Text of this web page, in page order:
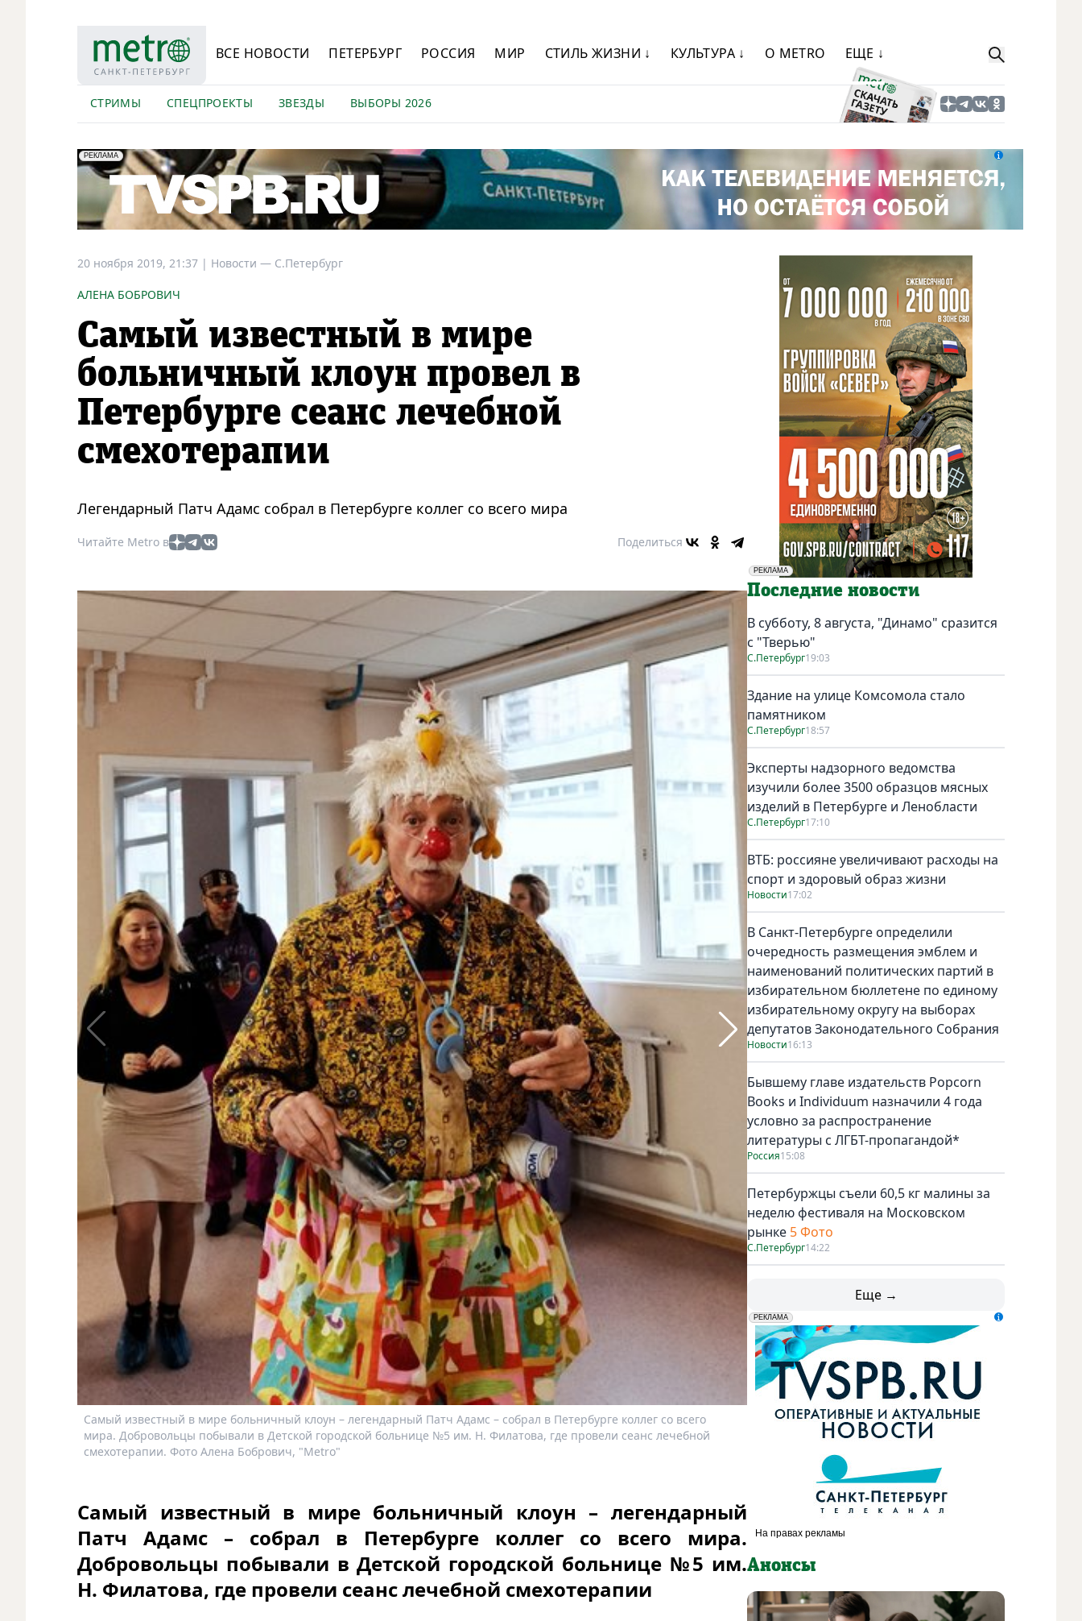
ВСЕ НОВОСТИ ПЕТЕРБУРГ РОССИЯ МИР СТИЛЬ ЖИЗНИ ↓ КУЛЬТУРА ↓ О METRO ЕЩЕ ↓
СТРИМЫ СПЕЦПРОЕКТЫ ЗВЕЗДЫ ВЫБОРЫ 2026
erid: LdtCK5Efv
РЕКЛАМА
АО "ГАТР", ИНН: 7841320717
20 ноября 2019, 21:37 | Новости — С.Петербург
АЛЕНА БОБРОВИЧ
Самый известный в мире
больничный клоун провел в
Петербурге сеанс лечебной
смехотерапии
Легендарный Патч Адамс собрал в Петербурге коллег со всего мира
Читайте Metro в Поделиться
Самый известный в мире больничный клоун – легендарный Патч Адамс – собрал в Петербурге коллег со всего
мира. Добровольцы побывали в Детской городской больнице №5 им. Н. Филатова, где провели сеанс лечебной
смехотерапии. Фото Алена Бобрович, "Metro"
Самый известный в мире больничный клоун –
мира. Добровольцы побывали в Детской городской
смехотерапии. Фото Алена Бобрович, "Metro"
Самый известный в мире больничный клоун – легендарный
Патч Адамс – собрал в Петербурге коллег со всего мира.
Добровольцы побывали в Детской городской больнице №5 им.
Н. Филатова, где провели сеанс лечебной смехотерапии
РЕКЛАМА
Социальная реклама
Последние новости
В субботу, 8 августа, "Динамо" сразится
с "Тверью"
С.Петербург19:03
Здание на улице Комсомола стало
памятником
С.Петербург18:57
Эксперты надзорного ведомства
изучили более 3500 образцов мясных
изделий в Петербурге и Ленобласти
С.Петербург17:10
ВТБ: россияне увеличивают расходы на
спорт и здоровый образ жизни
Новости17:02
В Санкт-Петербурге определили
очередность размещения эмблем и
наименований политических партий в
избирательном бюллетене по единому
избирательному округу на выборах
депутатов Законодательного Собрания
Новости16:13
Бывшему главе издательств Popcorn
Books и Individuum назначили 4 года
условно за распространение
литературы с ЛГБТ-пропагандой*
Россия15:08
Петербуржцы съели 60,5 кг малины за
неделю фестиваля на Московском
рынке 5 Фото
С.Петербург14:22
Еще →
erid: LdtCK5udn
РЕКЛАМА
АО "ГАТР", ИНН: 7841320717
Анонсы